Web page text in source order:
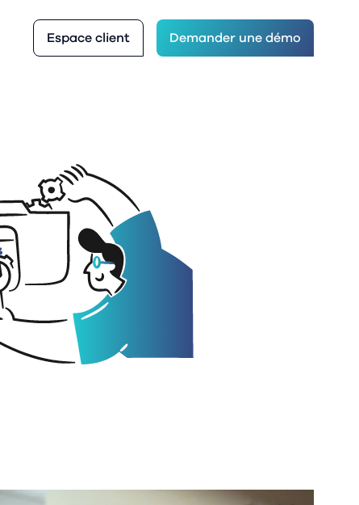
Espace client Demander une démo